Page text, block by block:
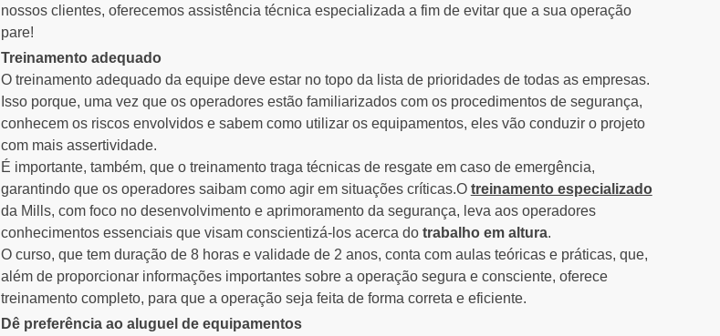
nossos clientes, oferecemos assistência técnica especializada a fim de evitar que a sua operação
pare!
Treinamento adequado
O treinamento adequado da equipe deve estar no topo da lista de prioridades de todas as empresas.
Isso porque, uma vez que os operadores estão familiarizados com os procedimentos de segurança,
conhecem os riscos envolvidos e sabem como utilizar os equipamentos, eles vão conduzir o projeto
com mais assertividade.
É importante, também, que o treinamento traga técnicas de resgate em caso de emergência,
garantindo que os operadores saibam como agir em situações críticas.O treinamento especializado
da Mills, com foco no desenvolvimento e aprimoramento da segurança, leva aos operadores
conhecimentos essenciais que visam conscientizá-los acerca do trabalho em altura.
O curso, que tem duração de 8 horas e validade de 2 anos, conta com aulas teóricas e práticas, que,
além de proporcionar informações importantes sobre a operação segura e consciente, oferece
treinamento completo, para que a operação seja feita de forma correta e eficiente.
Dê preferência ao aluguel de equipamentos